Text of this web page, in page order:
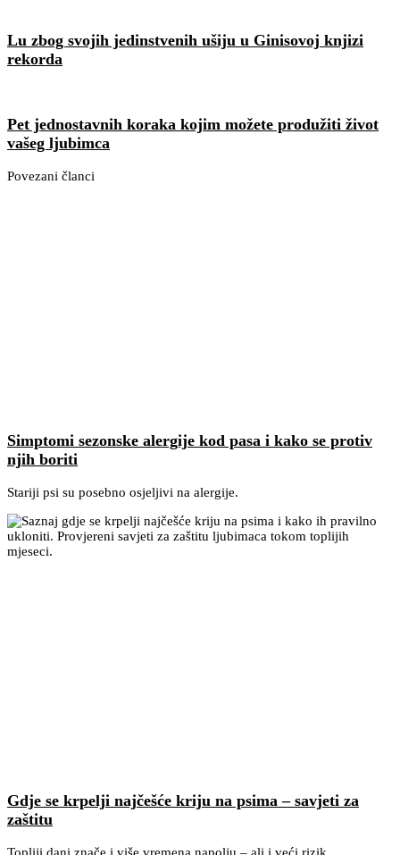
Lu zbog svojih jedinstvenih ušiju u Ginisovoj knjizi
rekorda
Pet jednostavnih koraka kojim možete produžiti život
vašeg ljubimca
Povezani članci
Simptomi sezonske alergije kod pasa i kako se protiv
njih boriti
Stariji psi su posebno osjeljivi na alergije.
Gdje se krpelji najčešće kriju na psima – savjeti za
zaštitu
Topliji dani znače i više vremena napolju – ali i veći rizik...